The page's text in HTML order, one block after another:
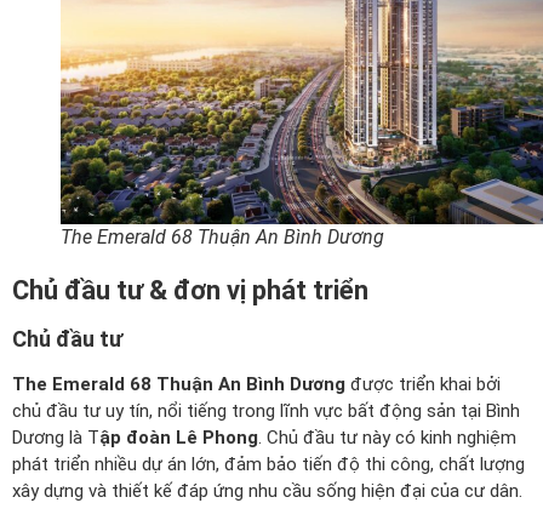
The Emerald 68 Thuận An Bình Dương
Chủ đầu tư & đơn vị phát triển
Chủ đầu tư
The Emerald 68 Thuận An Bình Dương được triển khai bởi
chủ đầu tư uy tín, nổi tiếng trong lĩnh vực bất động sản tại Bình
Dương là Tập đoàn Lê Phong. Chủ đầu tư này có kinh nghiệm
phát triển nhiều dự án lớn, đảm bảo tiến độ thi công, chất lượng
xây dựng và thiết kế đáp ứng nhu cầu sống hiện đại của cư dân.